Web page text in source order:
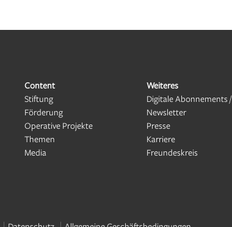
Content
Stiftung
Förderung
Operative Projekte
Themen
Media
Weiteres
Digitale Abonnements /
Newsletter
Presse
Karriere
Freundeskreis